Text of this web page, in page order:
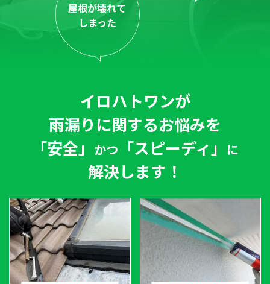
屋根が壊れて
しまった
イロハトワンが
雨漏りに関するお悩みを
「安全」
かつ 「スピーディ」 に
解決します！